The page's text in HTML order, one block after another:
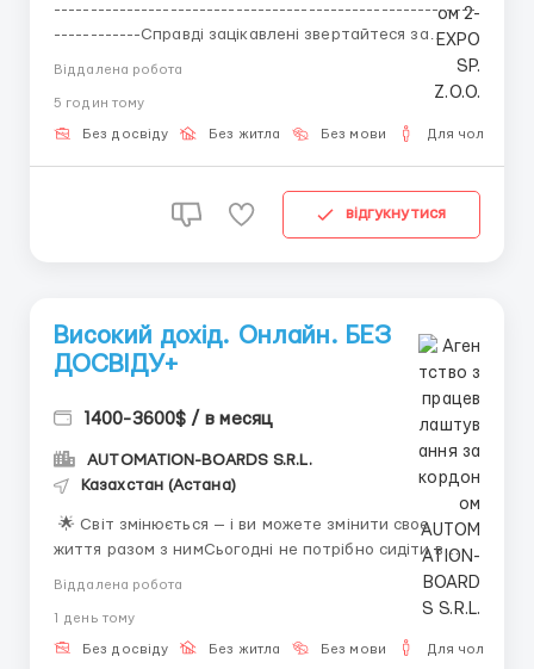
----------------------------------------------------------
------------Справді зацікавлені звертайтеся за
вказаними контактами!!!На відповіді та повідомлення
на сайті відповіді надходять із затримкою!!!----------
----------------------------------------------------------
--КРІПТАЯк стабільне і безпечне...
Віддалена робота
5 годин тому
Без досвіду Без житла Без мови Для чоловіків
відгукнутися
Високий дохід. Онлайн. БЕЗ
ДОСВІДУ+
1400-3600$ / в месяц
AUTOMATION-BOARDS S.R.L.
Казахстан (Астана)
🌟 Світ змінюється — і ви можете змінити своє
життя разом з нимСьогодні не потрібно сидіти в
відкладати життя «на потім».КРІПТОСфераЦифрові
технології дають можливість заробляти чесно,
зручно і сучасно — прямо з дому або з будь-якої
Віддалена робота
1 день тому
Без досвіду Без житла Без мови Для чоловіків